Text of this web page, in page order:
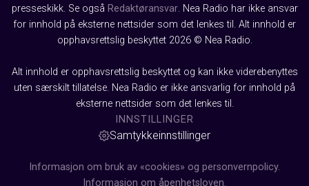
presseskikk. Se også Redaktøransvar. Nea Radio har ikke ansvar
for innhold på eksterne nettsider som det lenkes til. Alt innhold er
opphavsrettslig beskyttet 2026 © Nea Radio.
Alt innhold er opphavsrettslig beskyttet og kan ikke viderebenyttes
uten særskilt tillatelse. Nea Radio er ikke ansvarlig for innhold på
eksterne nettsider som det lenkes til.
INNSTILLINGER
Samtykkeinnstillinger
Informasjon om bruk av «cookies» og personvernpolicy.
Informasjon om åpenhetsloven.